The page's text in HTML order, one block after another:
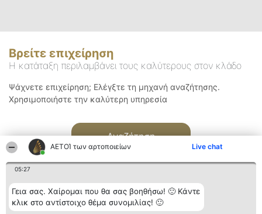
ΑΕΤΟΊ των αρτοποιείων Live chat
05:27
Γεια σας. Χαίρομαι που θα σας βοηθήσω! 🙂 Κάντε
κλικ στο αντίστοιχο θέμα συνομιλίας! 🙂
Βρείτε επιχείρηση
Η κατάταξη περιλαμβάνει τους καλύτερους στον κλάδο
Ψάχνετε επιχείρηση; Ελέγξτε τη μηχανή αναζήτησης.
Χρησιμοποιήστε την καλύτερη υπηρεσία
Αναζήτηση